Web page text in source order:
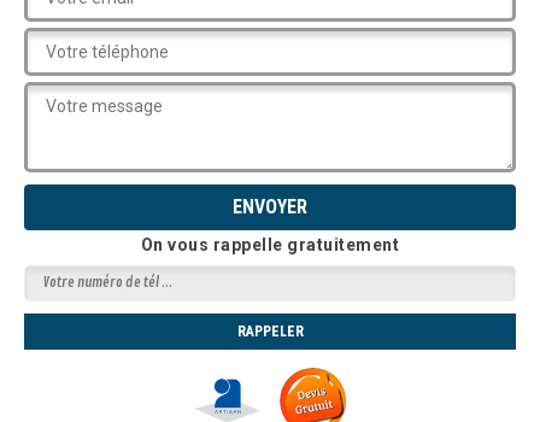
On vous rappelle gratuitement